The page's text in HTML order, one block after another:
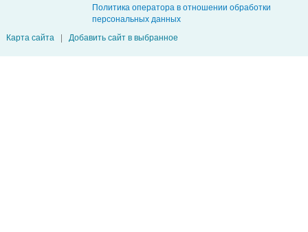
Политика оператора в отношении обработки
персональных данных
Карта сайта | Добавить сайт в выбранное